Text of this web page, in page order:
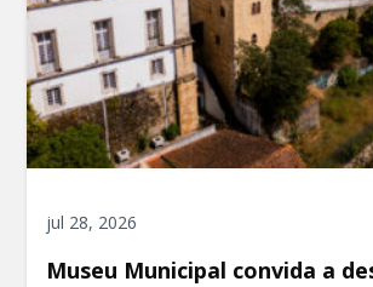
jul 28, 2026
Museu Municipal convida a